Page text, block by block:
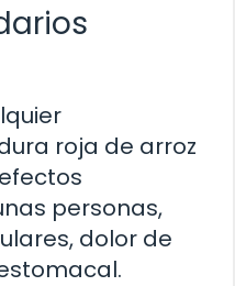
roja de arroz
personas,
dolor de